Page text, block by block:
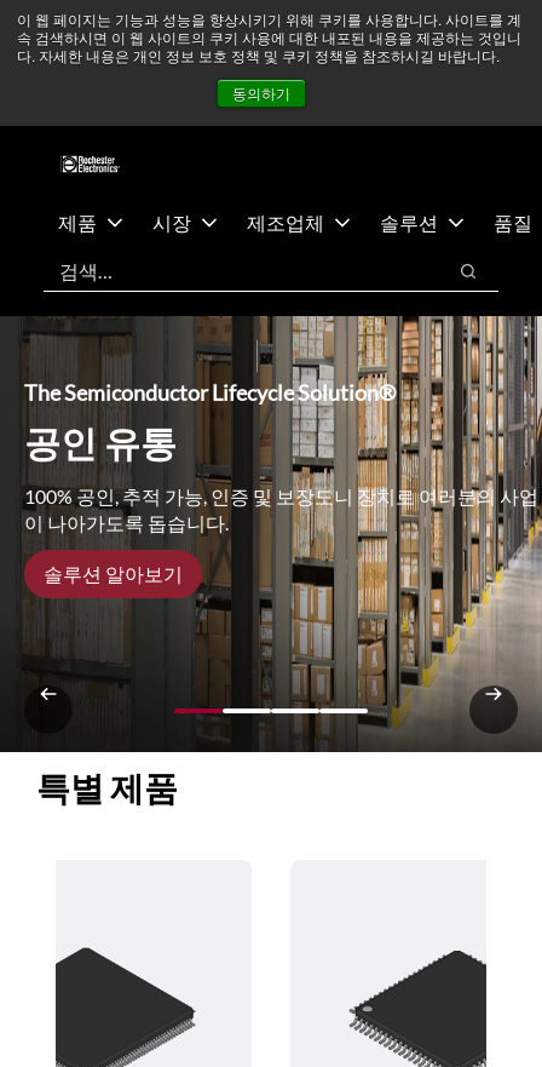
이 웹 페이지는 기능과 성능을 향상시키기 위해 쿠키를 사용합니다. 사이트를 계
속 검색하시면 이 웹 사이트의 쿠키 사용에 대한 내포된 내용을 제공하는 것입니
다. 자세한 내용은 개인 정보 보호 정책 및 쿠키 정책을 참조하시길 바랍니다.
동의하기
츠
건
중동 지역 상황을 지속적으로 주시하고 있으며, 모든 서비스는
정상적으로 운영되고 있습니다. 더 읽어보기 →
뉴스
문의하기
제품 시장 제조업체 솔루션
품질
검색
검색
The Semiconductor Lifecycle Solution®
공인 유통
100% 공인, 추적 가능, 인증 및 보장도니 장치로 여러분의 사업
이 나아가도록 돕습니다.
솔루션 알아보기
특별 제품